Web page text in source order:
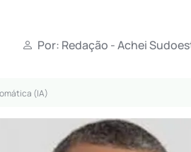
Por: Redação - Achei
(IA)